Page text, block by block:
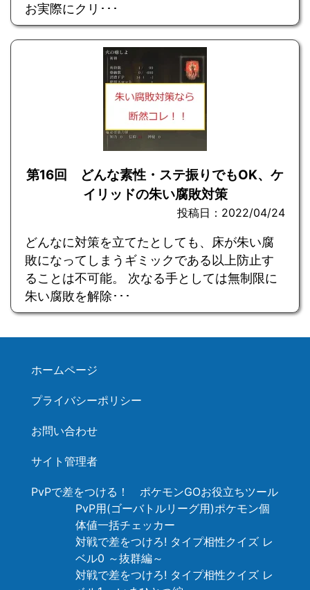
お実際にクリ･･･
第16回 どんな素性・ステ振りでもOK、ケ
イリッドの朱い腐敗対策
投稿日：2022/04/24
どんなに対策を立てたとしても、床が朱い腐
敗になってしまうギミックである以上防止す
ることは不可能。 次なる手としては無制限に
朱い腐敗を解除･･･
ホームページ
プライバシーポリシー
お問い合わせ
サイト管理者
PvPで差をつける！ ポケモンGOお役立ちツール
PvP用(ゴーバトルリーグ用)ポケモン個
体値一括チェッカー
対戦で差をつけろ! タイプ相性クイズ レ
ベル0 ～抜群編～
対戦で差をつけろ! タイプ相性クイズ レ